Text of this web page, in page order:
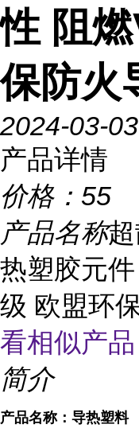
性 阻
保防火
2024-03-03
产品详情
价格： 55
产品名称
热塑胶元
级 欧盟环
看相似产
简介
产品名称：导热塑料